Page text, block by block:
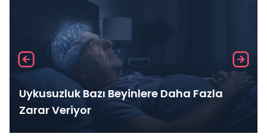
Uykusuzluk Bazı Beyinlere Daha Fazla
Zarar Veriyor